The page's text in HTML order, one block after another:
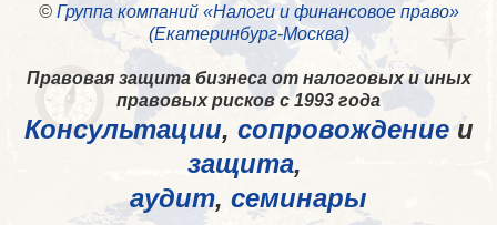
© Группа компаний «Налоги и финансовое право»
(Екатеринбург-Москва)
Правовая защита бизнеса от налоговых и иных
правовых рисков с 1993 года
Консультации, сопровождениеи
защита,
аудит, семинары